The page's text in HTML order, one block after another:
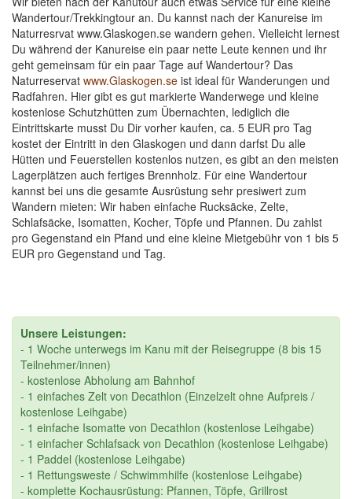
Wandertour/Trekkingtour an. Du kannst nach der Kanureise im
Naturresrvat www.Glaskogen.se wandern gehen. Vielleicht lernest
Du während der Kanureise ein paar nette Leute kennen und ihr
geht gemeinsam für ein paar Tage auf Wandertour? Das
Naturreservat www.Glaskogen.se ist ideal für Wanderungen und
Radfahren. Hier gibt es gut markierte Wanderwege und kleine
kostenlose Schutzhütten zum Übernachten, lediglich die
Eintrittskarte musst Du Dir vorher kaufen, ca. 5 EUR pro Tag
kostet der Eintritt in den Glaskogen und dann darfst Du alle
Hütten und Feuerstellen kostenlos nutzen, es gibt an den meisten
Lagerplätzen auch fertiges Brennholz. Für eine Wandertour
kannst bei uns die gesamte Ausrüstung sehr presiwert zum
Wandern mieten: Wir haben einfache Rucksäcke, Zelte,
Schlafsäcke, Isomatten, Kocher, Töpfe und Pfannen. Du zahlst
pro Gegenstand ein Pfand und eine kleine Mietgebühr von 1 bis 5
EUR pro Gegenstand und Tag.
Unsere Leistungen:
- 1 Woche unterwegs im Kanu mit der Reisegruppe (8 bis 15
Teilnehmer/innen)
- kostenlose Abholung am Bahnhof
- 1 einfaches Zelt von Decathlon (Einzelzelt ohne Aufpreis /
kostenlose Leihgabe)
- 1 einfache Isomatte von Decathlon (kostenlose Leihgabe)
- 1 einfacher Schlafsack von Decathlon (kostenlose Leihgabe)
- 1 Paddel (kostenlose Leihgabe)
- 1 Rettungsweste / Schwimmhilfe (kostenlose Leihgabe)
- komplette Kochausrüstung: Pfannen, Töpfe, Grillrost